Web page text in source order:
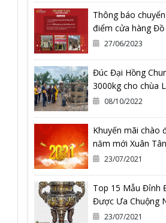
Thông báo
điểm cửa hàng
Quang Vượng Cơ
27/06/2023
Đúc Đại Hồng
3000kg cho chùa
Hoa Thiền Tự -
08/10/2022
Khuyến mãi chào
năm mới Xuân
23/07/2021
Top 15 Mẫu Đỉnh
Được Ưa Chuộng
Thể Bạn Đang Cần
23/07/2021